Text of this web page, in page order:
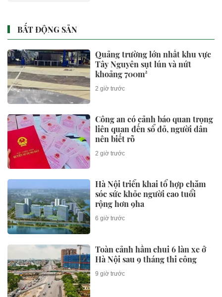
BẤT ĐỘNG SẢN
Quảng trường lớn nhất khu vực
Tây Nguyên sụt lún và nứt
khoảng 700m²
2 giờ trước
Công an có cảnh báo quan trọng
liên quan đến sổ đỏ, người dân
nên biết rõ
2 giờ trước
Hà Nội triển khai tổ hợp chăm
sóc sức khỏe người cao tuổi
rộng hơn 9ha
6 giờ trước
Toàn cảnh hầm chui 6 làn xe ở
Hà Nội sau 9 tháng thi công
9 giờ trước